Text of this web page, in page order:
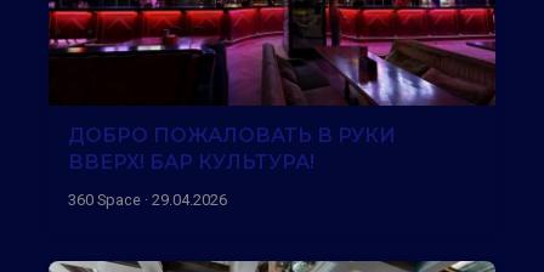
ДОБРО ПОЖАЛОВАТЬ В РУКИ
ВВЕРХ! БАР КУЛЬТУРА!
360 Space · 29.04.2026